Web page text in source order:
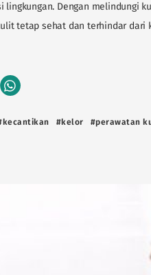
lingkungan. Dengan melindungi
tetap sehat dan terhindar dari
#kelor #perawatan